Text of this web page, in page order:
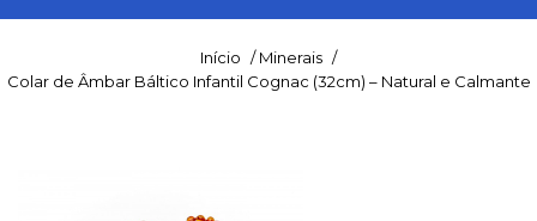
Início / Minerais /
Colar de Âmbar Báltico Infantil Cognac (32cm) – Natural e Calmante